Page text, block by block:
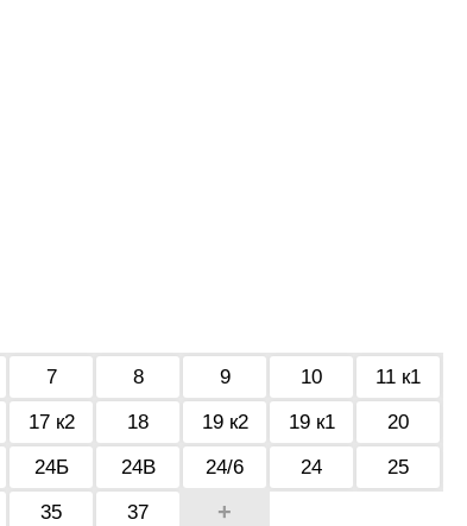
7 8 9 10
11 к1
17 к2 18 19 к2 19 к1
20
24Б 24В 24/6 24
25
35 37 +